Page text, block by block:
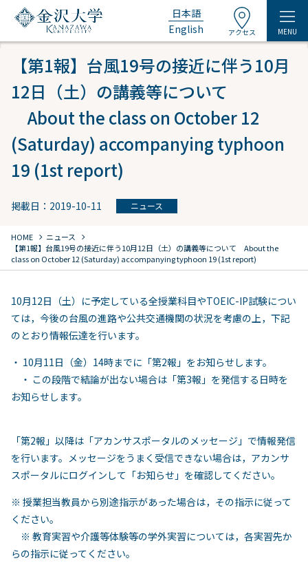
日本語
English
アクセス MENU
【第1報】台風19号の接近に伴う10月
12日（土）の講義等について
About the class on October 12
(Saturday) accompanying typhoon
19 (1st report)
掲載日：2019-10-11 ニュース
HOME chevron_right ニュース chevron_right
【第1報】台風19号の接近に伴う10月12日（土）の講義等について About the
class on October 12 (Saturday) accompanying typhoon 19 (1st report)
10月12日（土）に予定している全授業科目やTOEIC-IP試験につい
ては，今後の台風の進路や公共交通機関の状況を考慮の上，下記
のとおり情報伝達を行います。
・ 10月11日（金）14時までに「第2報」をお知らせします。
・ この段階で結論が出ない場合は「第3報」を発信する日時を
お知らせします。
「第2報」以降は「アカンサスポータルのメッセージ」で情報発信
を行います。メッセージをうまく受信できない場合は，アカンサ
スポータルにログインして「お知らせ」を確認してください。
※ 授業担当教員から別途指示があった場合は，その指示に従って
ください。
※ 教育実習や介護等体験等の学外実習については，各実習先か
らの指示に従ってください。